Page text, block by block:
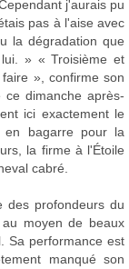
j'aurais pu
pas à l'aise avec
la dégradation que
» « Troisième et
», confirme son
ce dimanche après-
ici exactement le
en bagarre pour la
la firme à l'Étoile
cabré.
des profondeurs du
moyen de beaux
Sa performance est
manqué son